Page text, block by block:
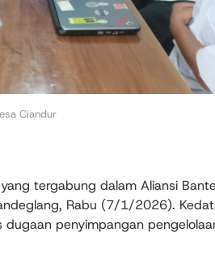
Ciandur
tergabung dalam Aliansi
Rabu (7/1/2026).
penyimpangan